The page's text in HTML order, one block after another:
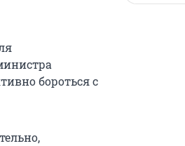
бороться с